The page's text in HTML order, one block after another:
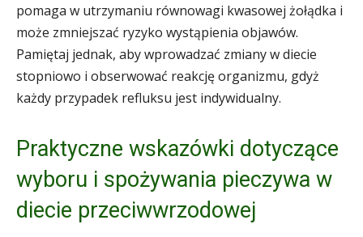
pomaga w utrzymaniu równowagi kwasowej żołądka i
może zmniejszać ryzyko wystąpienia objawów.
Pamiętaj jednak, aby wprowadzać zmiany w diecie
stopniowo i obserwować reakcję organizmu, gdyż
każdy przypadek refluksu jest indywidualny.
Praktyczne wskazówki dotyczące
wyboru i spożywania pieczywa w
diecie przeciwwrzodowej